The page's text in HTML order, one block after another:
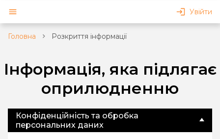
Увійти
Головна Розкриття інформації
Інформація, яка підлягає
оприлюдненню
Конфіденційність та обробка
персональних даних